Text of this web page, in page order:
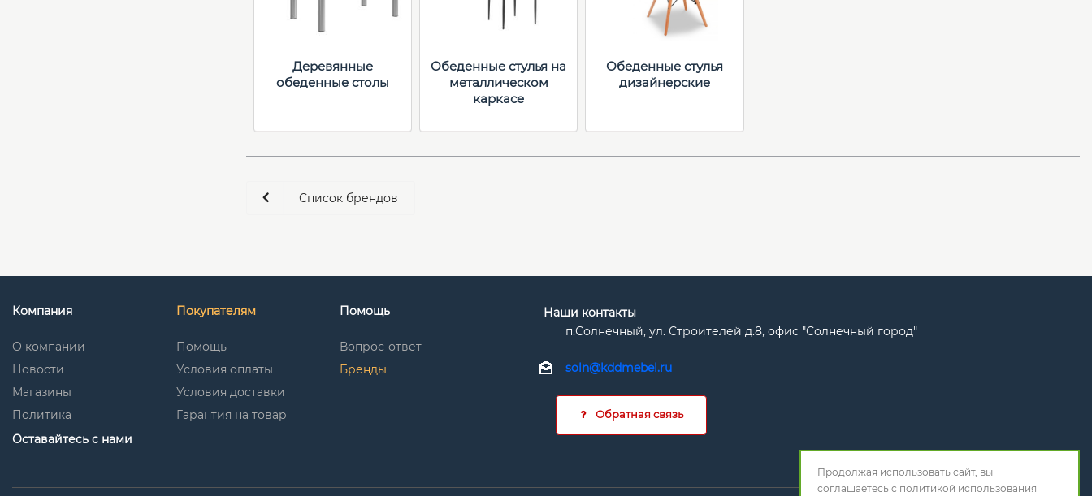
Деревянные
обеденные столы
Обеденные стулья на
металлическом
каркасе
Обеденные стулья
дизайнерские
Список брендов
Компания
О компании
Новости
Магазины
Политика
Покупателям
Помощь
Условия оплаты
Условия доставки
Гарантия на товар
Помощь
Вопрос-ответ
Бренды
Оставайтесь с нами
Наши контакты
п.Солнечный, ул. Строителей д.8, офис "Солнечный город"
soln@kddmebel.ru
Обратная связь
Продолжая использовать сайт, вы
соглашаетесь с политикой использования